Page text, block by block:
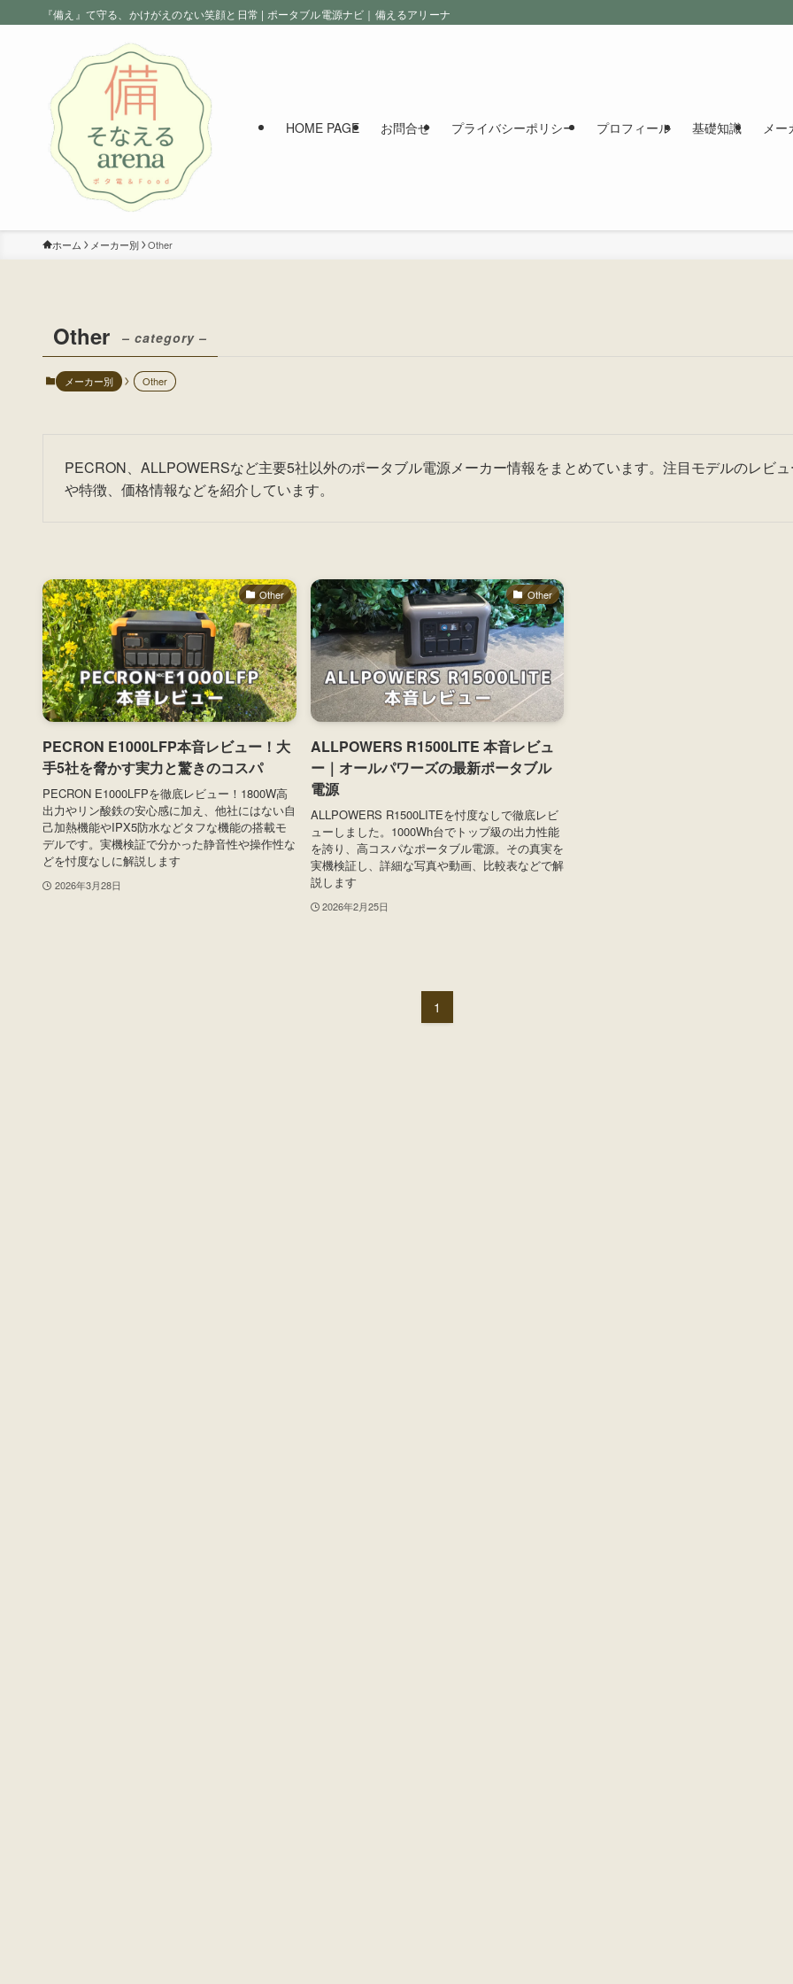
『備え』て守る、かけがえのない笑顔と日常 | ポータブル電源ナビ｜備えるアリーナ
HOME PAGE お問合せ プライバシーポリシー プロフィール 基礎知識 メー
ホーム メーカー別 Other
Other – category –
メーカー別 Other
PECRON、ALLPOWERSなど主要5社以外のポータブル電源メーカー情報をまとめています。注目モデルのレビ
や特徴、価格情報などを紹介しています。
Other
PECRON E1000LFP本音レビュー！大
手5社を脅かす実力と驚きのコスパ
PECRON E1000LFPを徹底レビュー！1800W高
出力やリン酸鉄の安心感に加え、他社にはない自
己加熱機能やIPX5防水などタフな機能の搭載モ
デルです。実機検証で分かった静音性や操作性な
どを忖度なしに解説します
2026年3月28日
Other
ALLPOWERS R1500LITE 本音レビュ
ー｜オールパワーズの最新ポータブル
電源
ALLPOWERS R1500LITEを忖度なしで徹底レビ
ューしました。1000Wh台でトップ級の出力性能
を誇り、高コスパなポータブル電源。その真実を
実機検証し、詳細な写真や動画、比較表などで解
説します
2026年2月25日
1